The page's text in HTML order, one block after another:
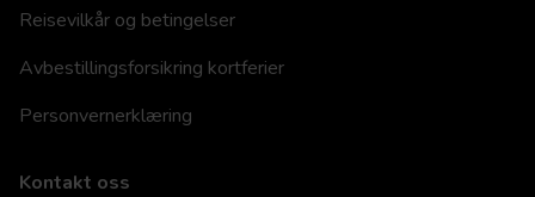
Reisevilkår og betingelser
Avbestillingsforsikring kortferier
Personvernerklæring
Kontakt oss